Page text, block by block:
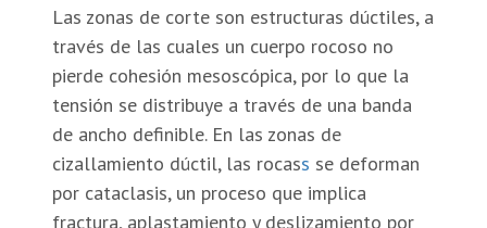
Las zonas de corte son estructuras dúctiles, a
través de las cuales un cuerpo rocoso no
pierde cohesión mesoscópica, por lo que la
tensión se distribuye a través de una banda
de ancho definible. En las zonas de
cizallamiento dúctil, las rocass se deforman
por cataclasis, un proceso que implica
fractura, aplastamiento y deslizamiento por